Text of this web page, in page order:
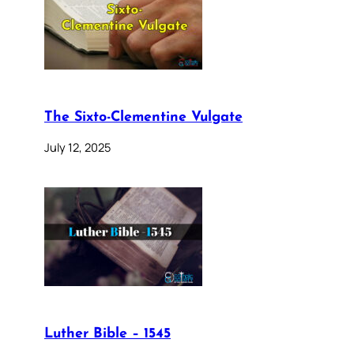
The Sixto-Clementine Vulgate
July 12, 2025
Luther Bible – 1545